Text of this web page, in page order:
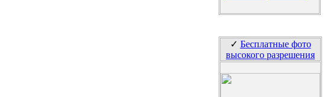
✓ Бесплатные фото
высокого разрешения